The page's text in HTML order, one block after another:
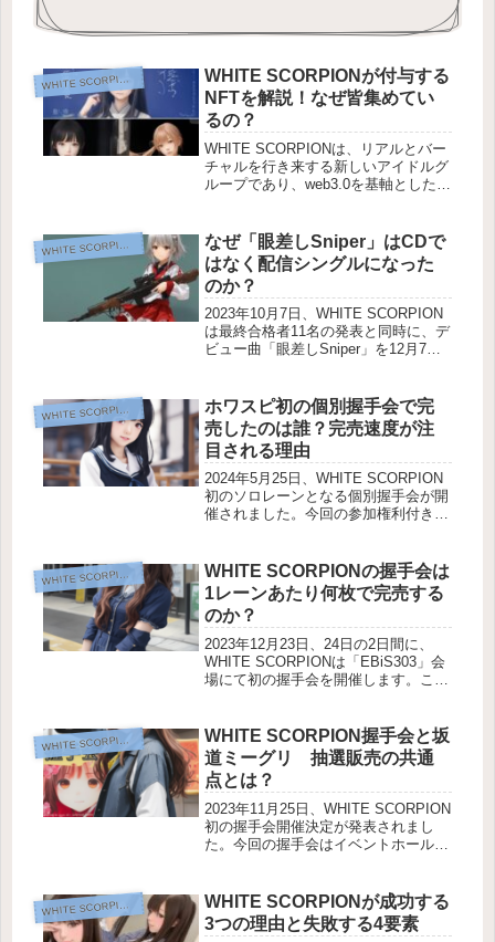
WHITE SCORPION推し活
WHITE SCORPIONが付与する
NFTを解説！なぜ皆集めてい
るの？
WHITE SCORPIONは、リアルとバー
チャルを行き来する新しいアイドルグ
ループであり、web3.0を基軸とした、
はメタバースやブロックチェーンとい
った、興味がない人に...
WHITE SCORPION推し活
なぜ「眼差しSniper」はCDで
はなく配信シングルになった
のか？
2023年10月7日、WHITE SCORPION
は最終合格者11名の発表と同時に、デ
ビュー曲「眼差しSniper」を12月7日
関しては、運営がIDOL3.0プロジェク
トの...
WHITE SCORPION推し活
ホワスピ初の個別握手会で完
売したのは誰？完売速度が注
目される理由
2024年5月25日、WHITE SCORPION
初のソロレーンとなる個別握手会が開
催されました。今回の参加権利付き
の枠がどちらとも完売したメンバーは
5名でした。さて、WH...
WHITE SCORPION推し活
WHITE SCORPIONの握手会は
1レーンあたり何枚で完売する
のか？
2023年12月23日、24日の2日間に、
WHITE SCORPIONは「EBiS303」会
場にて初の握手会を開催します。この
ルプロマイドの抽選販売に応募して...
WHITE SCORPION推し活
WHITE SCORPION握手会と坂
道ミーグリ 抽選販売の共通
点とは？
2023年11月25日、WHITE SCORPION
初の握手会開催決定が発表されまし
た。今回の握手会はイベントホール
は、まずデジタルブロマイドの抽選販
売に応募しな...
WHITE SCORPION推し活
WHITE SCORPIONが成功する
3つの理由と失敗する4要素